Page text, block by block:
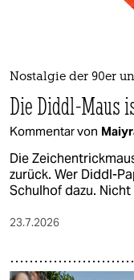
Nostalgie der 90er
Die Diddl-Maus
Kommentar von
Die
zurück. Wer Diddl-
Schulhof dazu.
23.7.2026